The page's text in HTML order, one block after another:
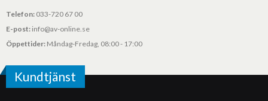
Telefon: 033-720 67 00
E-post: info@av-online.se
Öppettider: Måndag-Fredag, 08:00 - 17:00
Kundtjänst